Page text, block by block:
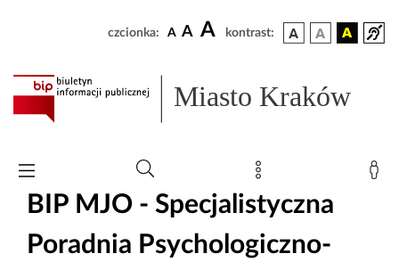
czcionka: A A A kontrast:
Miasto Kraków
BIP MJO - Specjalistyczna
Poradnia Psychologiczno-